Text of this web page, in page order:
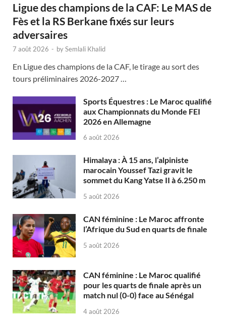
Ligue des champions de la CAF: Le MAS de
Fès et la RS Berkane fixés sur leurs
adversaires
7 août 2026 - bySemlali Khalid
En Ligue des champions de la CAF, le tirage au sort des
tours préliminaires 2026-2027 …
Sports Équestres : Le Maroc qualifié
aux Championnats du Monde FEI
2026 en Allemagne
6 août 2026
Himalaya : À 15 ans, l’alpiniste
marocain Youssef Tazi gravit le
sommet du Kang Yatse II à 6.250 m
5 août 2026
CAN féminine : Le Maroc affronte
l’Afrique du Sud en quarts de finale
5 août 2026
CAN féminine : Le Maroc qualifié
pour les quarts de finale après un
match nul (0-0) face au Sénégal
4 août 2026